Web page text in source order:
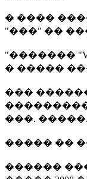
� ����
"���" ��
"�������
� �����
���
���. �����.
����� ��
������